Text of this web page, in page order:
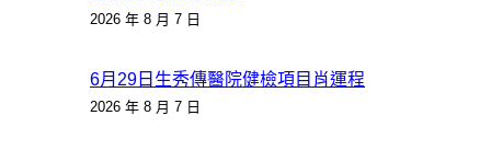
2026 年 8 月 7 日
6月29日生秀傳醫院健檢項目肖運程
2026 年 8 月 7 日